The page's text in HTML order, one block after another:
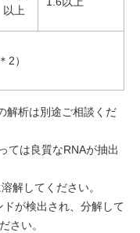
以上
2）
解析は別途ご相談くだ
ては良質なRNAが抽出
解してください。
ドが検出され、分解して
さい。